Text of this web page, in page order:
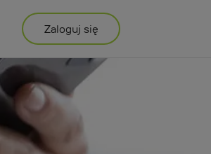
Zaloguj się